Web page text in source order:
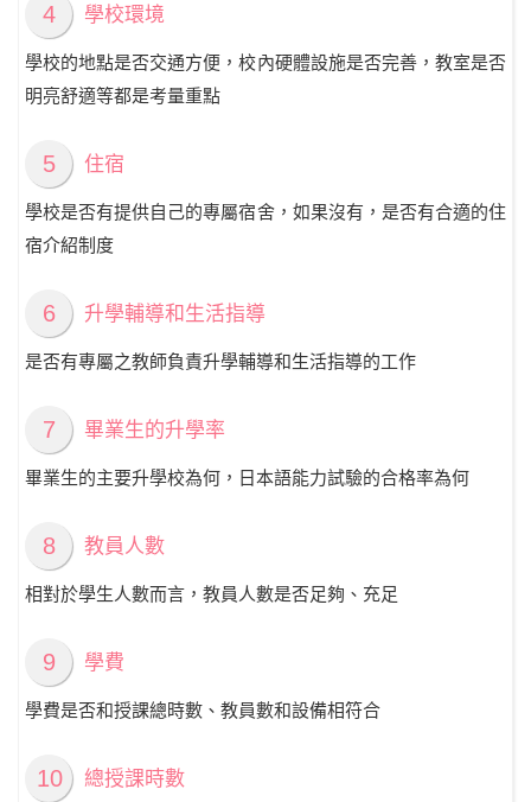
4 學校環境
學校的地點是否交通方便，校內硬體設施是否完善，教室是否
明亮舒適等都是考量重點
5 住宿
學校是否有提供自己的專屬宿舍，如果沒有，是否有合適的住
宿介紹制度
6 升學輔導和生活指導
是否有專屬之教師負責升學輔導和生活指導的工作
7 畢業生的升學率
畢業生的主要升學校為何，日本語能力試驗的合格率為何
8 教員人數
相對於學生人數而言，教員人數是否足夠、充足
9 學費
學費是否和授課總時數、教員數和設備相符合
10 總授課時數